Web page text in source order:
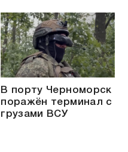
В порту Черноморск
поражён терминал с
грузами ВСУ